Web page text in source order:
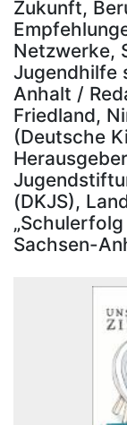
Zukunft,
Netzwerke,
Jugendhilfe
Anhalt /
Friedland,
(Deutsche
(DKJS),
Sachsen-